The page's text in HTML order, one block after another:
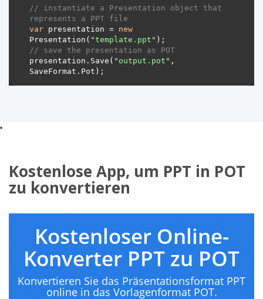
// instantiate a Presentation object that
represents a PPT file
var presentation = new
Presentation( "template.ppt"
// save the presentation as POT
presentation.Save( "output.pot" ,
Kostenlose App, um PPT in POT
zu konvertieren